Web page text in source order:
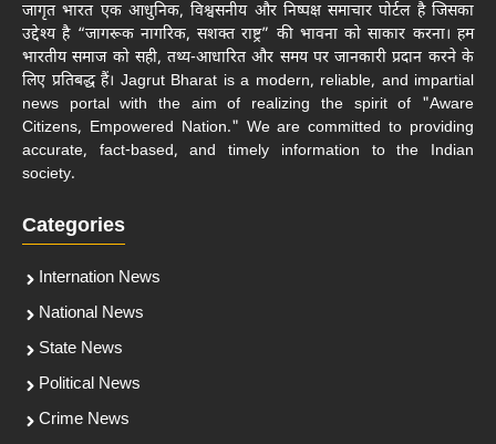
जागृत भारत एक आधुनिक, विश्वसनीय और निष्पक्ष समाचार पोर्टल है जिसका
उद्देश्य है “जागरूक नागरिक, सशक्त राष्ट्र” की भावना को साकार करना। हम
भारतीय समाज को सही, तथ्य-आधारित और समय पर जानकारी प्रदान करने के
लिए प्रतिबद्ध हैं। Jagrut Bharat is a modern, reliable, and impartial
news portal with the aim of realizing the spirit of "Aware
Citizens, Empowered Nation." We are committed to providing
accurate, fact-based, and timely information to the Indian
society.
Categories
Internation News
National News
State News
Political News
Crime News